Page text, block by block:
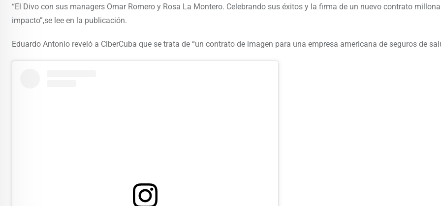
“El Divo con sus managers Omar Romero y Rosa La Montero. Celebrando sus éxitos y la firma de un nuevo contrato
impacto”,se lee en la publicación.
Eduardo Antonio reveló a CiberCuba que se trata de “un contrato de imagen para una empresa americana de seguros de